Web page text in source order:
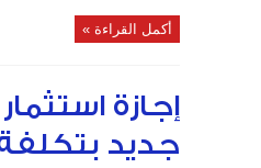
أكمل القراءة »
إجازة